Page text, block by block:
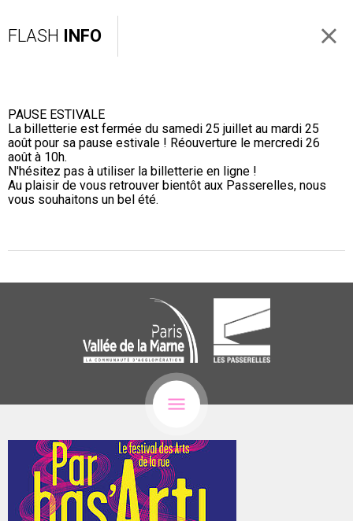
FLASH INFO
PAUSE ESTIVALE
La billetterie est fermée du samedi 25 juillet au mardi 25
août pour sa pause estivale ! Réouverture le mercredi 26
août à 10h.
N'hésitez pas à utiliser la billetterie en ligne !
Au plaisir de vous retrouver bientôt aux Passerelles, nous
vous souhaitons un bel été.